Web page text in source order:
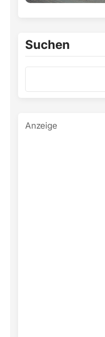
Suchen
Anzeige